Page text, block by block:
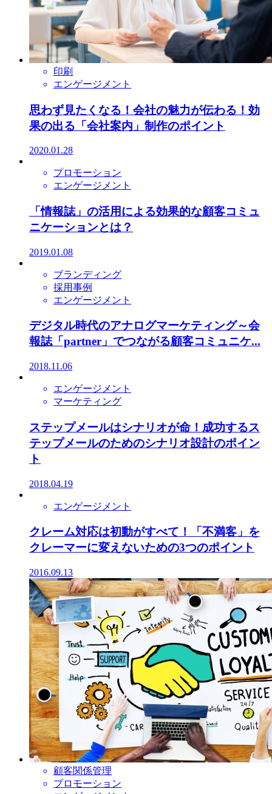
印刷
エンゲージメント
思わず見たくなる！会社の魅力が伝わる！効
果の出る「会社案内」制作のポイント
2020.01.28
プロモーション
エンゲージメント
「情報誌」の活用による効果的な顧客コミュ
ニケーションとは？
2019.01.08
ブランディング
採用事例
エンゲージメント
デジタル時代のアナログマーケティング～会
報誌「partner」でつながる顧客コミュニケ...
2018.11.06
エンゲージメント
マーケティング
ステップメールはシナリオが命！成功するス
テップメールのためのシナリオ設計のポイン
ト
2018.04.19
エンゲージメント
クレーム対応は初動がすべて！「不満客」を
クレーマーに変えないための3つのポイント
2016.09.13
顧客関係管理
プロモーション